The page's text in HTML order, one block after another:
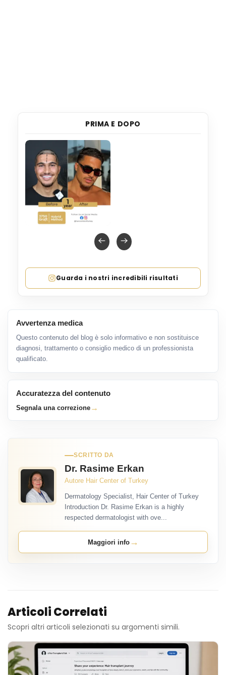
PRIMA E DOPO
Guarda i nostri incredibili risultati
Avvertenza medica
Questo contenuto del blog è solo informativo e non sostituisce
diagnosi, trattamento o consiglio medico di un professionista
qualificato.
Accuratezza del contenuto
Segnala una correzione →
SCRITTO DA
Dr. Rasime Erkan
Autore Hair Center of Turkey
Dermatology Specialist, Hair Center of Turkey
Introduction Dr. Rasime Erkan is a highly
respected dermatologist with ove...
Maggiori info→
Articoli Correlati
Scopri altri articoli selezionati su argomenti simili.